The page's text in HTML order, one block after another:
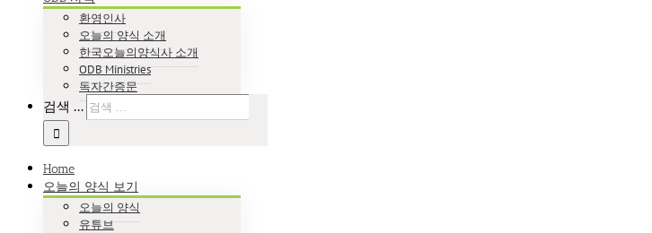
환영인사
오늘의 양식 소개
한국오늘의양식사 소개
ODB Ministries
독자간증문
검색 ...
Home
오늘의 양식 보기
오늘의 양식
유튜브